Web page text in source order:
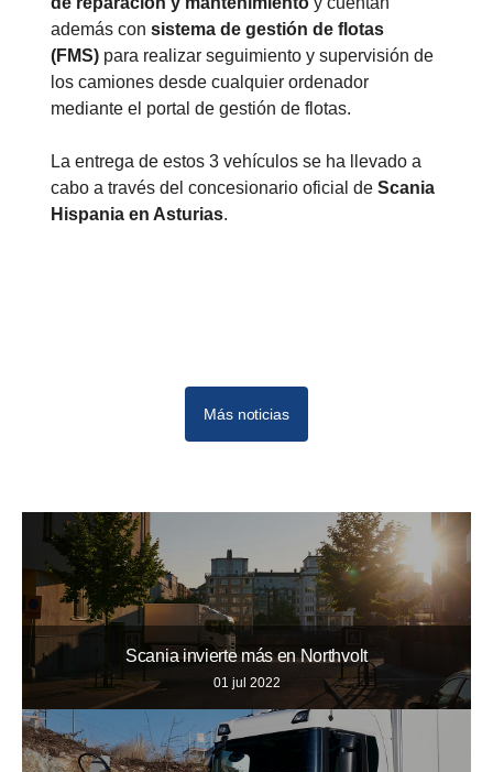
además con sistema de gestión de flotas
(FMS) para realizar seguimiento y supervisión de
los camiones desde cualquier ordenador
mediante el portal de gestión de flotas.
La entrega de estos 3 vehículos se ha llevado a
cabo a través del concesionario oficial de Scania
Hispania en Asturias.
Más noticias
Scania invierte más en Northvolt
01 jul 2022